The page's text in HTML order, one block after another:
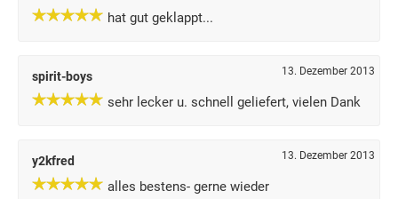
hat gut geklappt...
spirit-boys 13. Dezember 2013
sehr lecker u. schnell geliefert, vielen Dank
y2kfred 13. Dezember 2013
alles bestens- gerne wieder